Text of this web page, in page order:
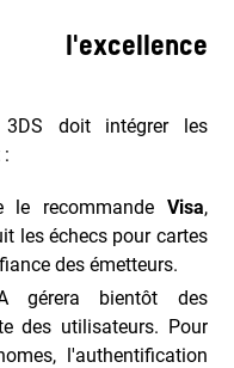
3DS doit intégrer les
le recommande Visa,
les échecs pour cartes
des émetteurs.
bientôt des
des utilisateurs. Pour
l'authentification